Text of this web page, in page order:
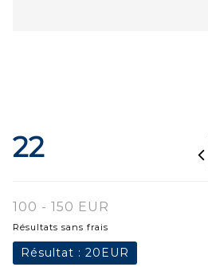
22
100 - 150 EUR
Résultats sans frais
Résultat : 20EUR